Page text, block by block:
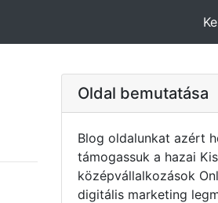
Oldal bemutatása
Blog oldalunkat azért
támogassuk a hazai
középvállalkozások
digitális marketing